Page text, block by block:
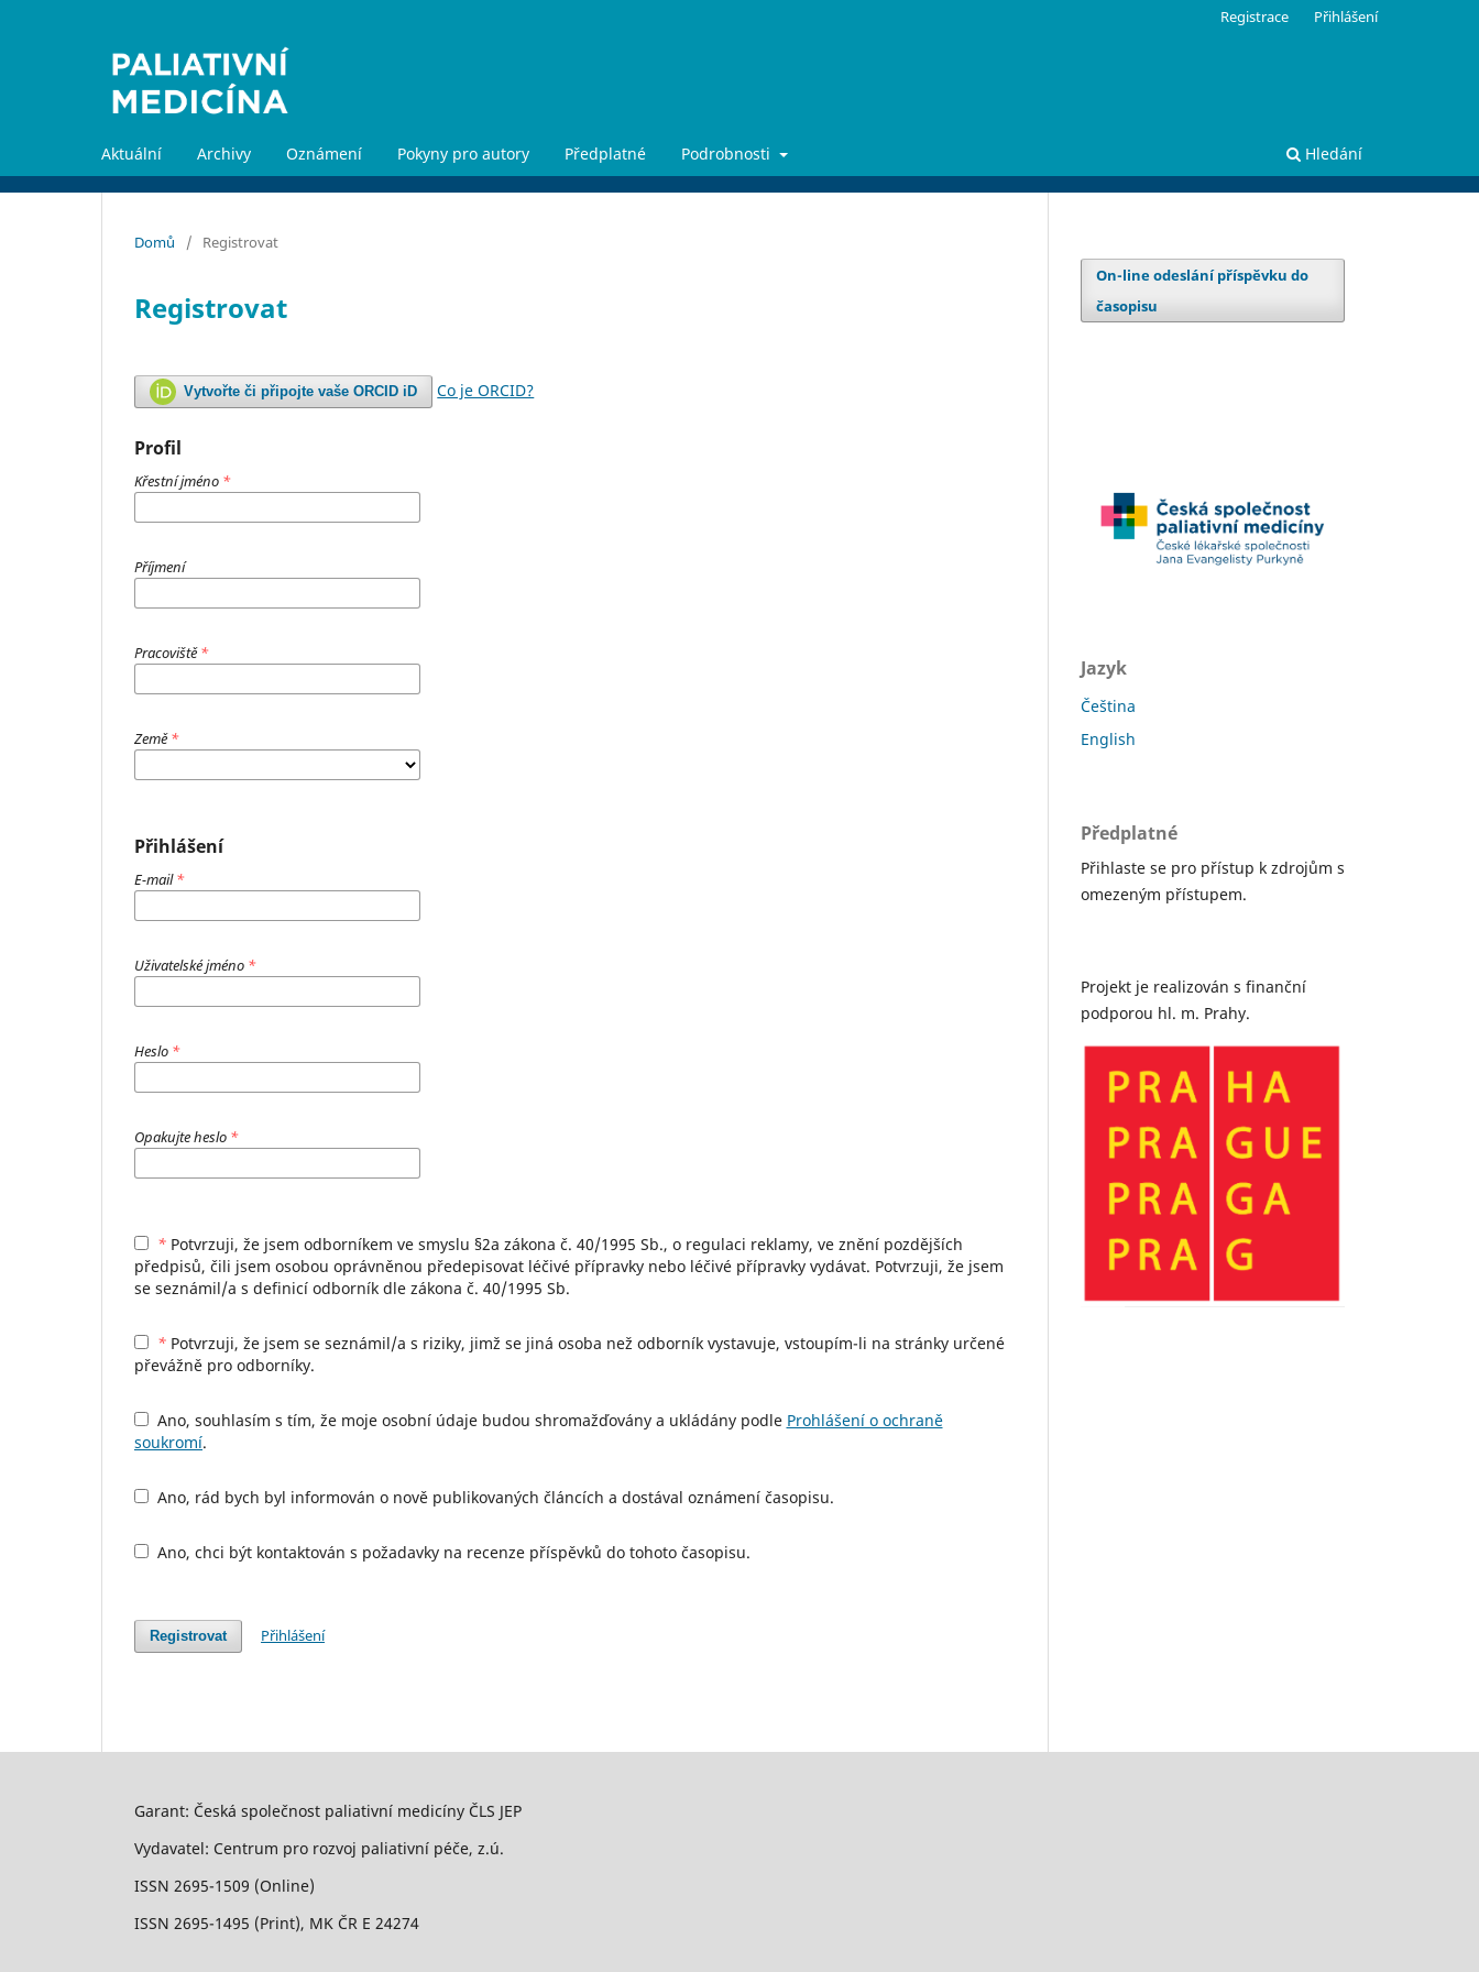
Aktuální Archivy Oznámení Pokyny pro autory Předplatné Podrobnosti Hledání
Registrace Přihlášení
Domů / Registrovat
Registrovat
Vytvořte či připojte vaše ORCID iD Co je ORCID?
Profil
Křestní jméno *
Příjmení
Pracoviště*
Země*
Přihlášení
E-mail*
Uživatelské jméno *
Heslo *
Opakujte heslo *
*Potvrzuji, že jsem odborníkem ve smyslu §2a zákona č. 40/1995 Sb., o regulaci reklamy, ve znění pozdějších
předpisů, čili jsem osobou oprávněnou předepisovat léčivé přípravky nebo léčivé přípravky vydávat. Potvrzuji, že jsem
se seznámil/a s definicí odborník dle zákona č. 40/1995 Sb.
*Potvrzuji, že jsem se seznámil/a s riziky, jimž se jiná osoba než odborník vystavuje, vstoupím-li na stránky určené
převážně pro odborníky.
Ano, souhlasím s tím, že moje osobní údaje budou shromažďovány a ukládány podle Prohlášení o ochraně
soukromí.
Ano, rád bych byl informován o nově publikovaných článcích a dostával oznámení časopisu.
Ano, chci být kontaktován s požadavky na recenze příspěvků do tohoto časopisu.
Registrovat Přihlášení
On-line odeslání příspěvku do
časopisu
Jazyk
Čeština
English
Předplatné
Přihlaste se pro přístup k zdrojům s
omezeným přístupem.
Projekt je realizován s finanční
podporou hl. m. Prahy.
Garant: Česká společnost paliativní medicíny ČLS JEP
Vydavatel: Centrum pro rozvoj paliativní péče, z.ú.
ISSN 2695-1509 (Online)
ISSN 2695-1495 (Print), MK ČR E 24274